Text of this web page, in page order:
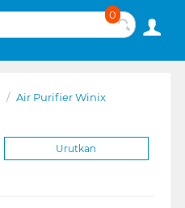
0
/ Air Purifier Winix
Urutkan